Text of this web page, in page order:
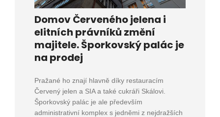
Domov Červeného jelena i
elitních právníků změní
majitele. Šporkovský palác je
na prodej
Pražané ho znají hlavně díky restauracím
Červený jelen a SIA a také cukráři Skálovi.
Šporkovský palác je ale především
administrativní komplex s jedněmi z nejdražších